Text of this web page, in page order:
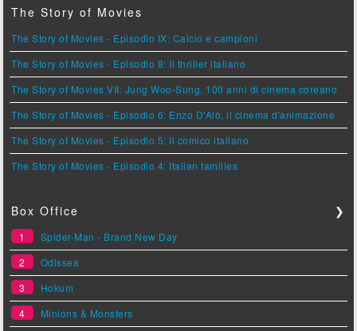
The Story of Movies
The Story of Movies - Episodio IX: Calcio e campioni
The Story of Movies - Episodio 8: Il thriller italiano
The Story of Movies VII: Jung Woo-Sung, 100 anni di cinema coreano
The Story of Movies - Episodio 6: Enzo D'Alò, il cinema d'animazione
The Story of Movies - Episodio 5: Il comico italiano
The Story of Movies - Episodio 4: Italian families
Box Office ❯
1
Spider-Man - Brand New Day
2
Odissea
3
Hokum
4
Minions & Monsters